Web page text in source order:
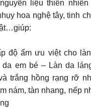
liệu thiên
hoa nghệ tây, tinh
độ ẩm ưu việt cho
da em bé – Làn da
trắng hồng rạng rỡ
nám, tàn nhang, nếp